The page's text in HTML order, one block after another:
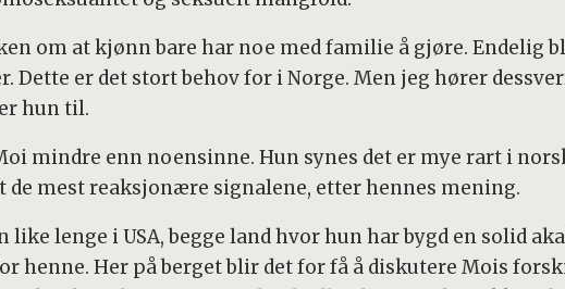
om at kjønn bare har noe med familie å gjøre. Endelig
er det stort behov for i Norge. Men jeg hører
hun til.
mindre enn noensinne. Hun synes det er mye rart i
mest reaksjonære signalene, etter hennes mening.
lenge i USA, begge land hvor hun har bygd en solid
henne. Her på berget blir det for få å diskutere Mois